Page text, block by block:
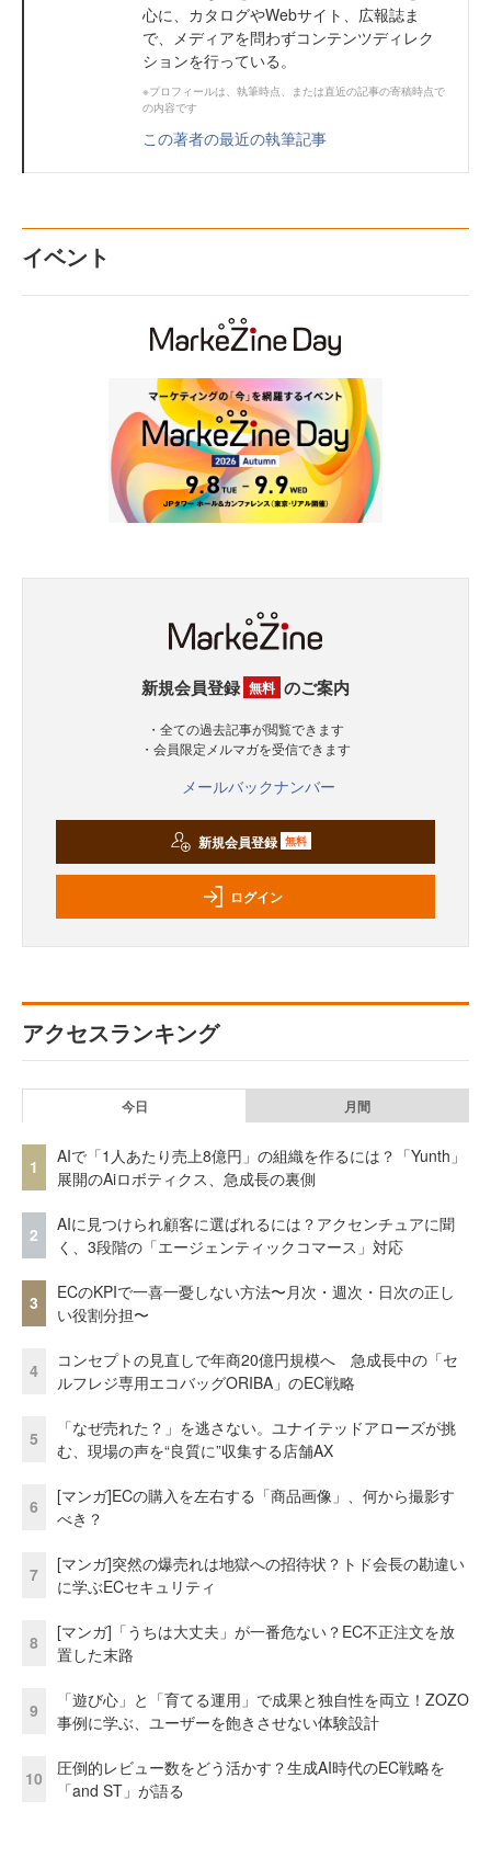
心に、カタログやWebサイト、広報誌ま
で、メディアを問わずコンテンツディレク
ションを行っている。
※プロフィールは、執筆時点、または直近の記事の寄稿時点で
の内容です
この著者の最近の執筆記事
イベント
新規会員登録 無料 のご案内
・全ての過去記事が閲覧できます
・会員限定メルマガを受信できます
メールバックナンバー
新規会員登録 無料
ログイン
アクセスランキング
今日 月間
1
AIで「1人あたり売上8億円」の組織を作るには？「Yunth」
展開のAiロボティクス、急成長の裏側
2
AIに見つけられ顧客に選ばれるには？アクセンチュアに聞
く、3段階の「エージェンティックコマース」対応
3
ECのKPIで一喜一憂しない方法〜月次・週次・日次の正し
い役割分担〜
4
コンセプトの見直しで年商20億円規模へ 急成長中の「セ
ルフレジ専用エコバッグORIBA」のEC戦略
5
「なぜ売れた？」を逃さない。ユナイテッドアローズが挑
む、現場の声を“良質に”収集する店舗AX
6
[マンガ]ECの購入を左右する「商品画像」、何から撮影す
べき？
7
[マンガ]突然の爆売れは地獄への招待状？トド会長の勘違い
に学ぶECセキュリティ
8
[マンガ]「うちは大丈夫」が一番危ない？EC不正注文を放
置した末路
9
「遊び心」と「育てる運用」で成果と独自性を両立！ZOZO
事例に学ぶ、ユーザーを飽きさせない体験設計
10
圧倒的レビュー数をどう活かす？生成AI時代のEC戦略を
「and ST」が語る